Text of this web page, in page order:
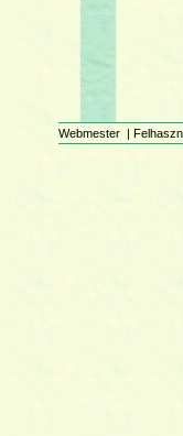
Webmester |